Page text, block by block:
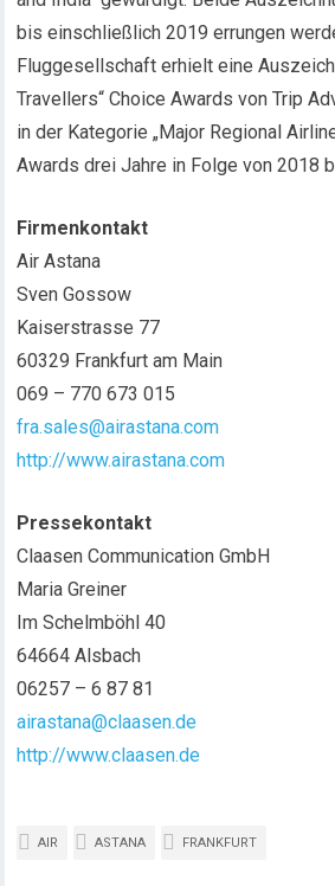
bis einschließlich 2019 errungen
Fluggesellschaft erhielt eine
Travellers“ Choice Awards von Trip
in der Kategorie „Major Regional
Awards drei Jahre in Folge von 2018
Firmenkontakt
Air Astana
Sven Gossow
Kaiserstrasse 77
60329 Frankfurt am Main
069 – 770 673 015
fra.sales@airastana.com
http://www.airastana.com
Pressekontakt
Claasen Communication GmbH
Maria Greiner
Im Schelmböhl 40
64664 Alsbach
06257 – 6 87 81
airastana@claasen.de
http://www.claasen.de
AIR ASTANA FRANKFURT